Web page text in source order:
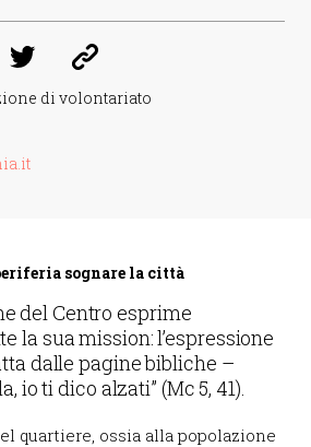
di volontariato
sognare la città
del Centro esprime
la sua mission: l’espressione
dalle pagine bibliche –
io ti dico alzati” (Mc 5, 41).
quartiere, ossia alla popolazione